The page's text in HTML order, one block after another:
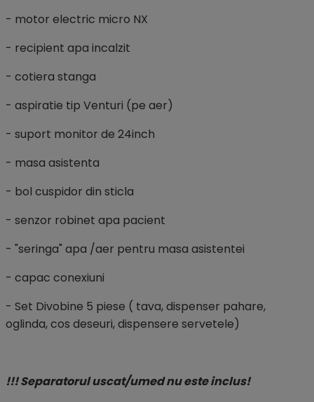
- motor electric micro NX
- recipient apa incalzit
- cotiera stanga
- aspiratie tip Venturi (pe aer)
- suport monitor de 24inch
- masa asistenta
- bol cuspidor din sticla
- senzor robinet apa pacient
- "seringa" apa /aer pentru masa asistentei
- capac conexiuni
- Set Divobine 5 piese ( tava, dispenser pahare,
oglinda, cos deseuri, dispensere servetele)
!!! Separatorul uscat/umed nu este inclus!